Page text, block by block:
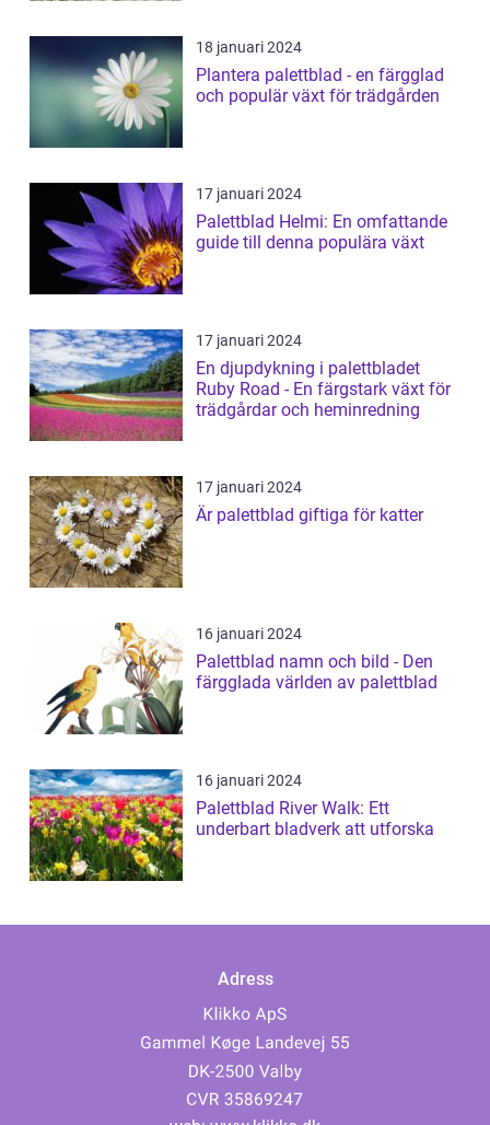
18 januari 2024
Plantera palettblad - en färgglad
och populär växt för trädgården
17 januari 2024
Palettblad Helmi: En omfattande
guide till denna populära växt
17 januari 2024
En djupdykning i palettbladet
Ruby Road - En färgstark växt för
trädgårdar och heminredning
17 januari 2024
Är palettblad giftiga för katter
16 januari 2024
Palettblad namn och bild - Den
färgglada världen av palettblad
16 januari 2024
Palettblad River Walk: Ett
underbart bladverk att utforska
Adress